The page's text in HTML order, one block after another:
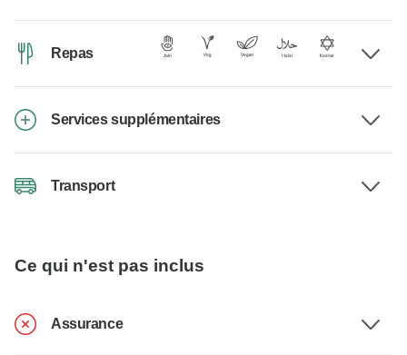
Repas
Services supplémentaires
Transport
Ce qui n'est pas inclus
Assurance